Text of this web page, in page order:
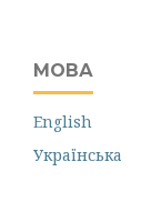
МОВА
English
Українська